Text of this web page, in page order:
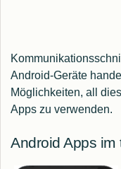
Android-Geräte
Möglichkeiten, all
Apps zu verwenden.
Android Apps